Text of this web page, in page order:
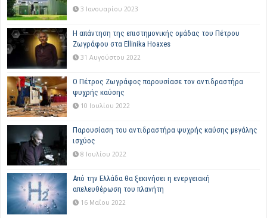
3 Ιανουαρίου 2023
Η απάντηση της επιστημονικής ομάδας του Πέτρου
Ζωγράφου στα Ellinika Hoaxes
31 Αυγούστου 2022
Ο Πέτρος Ζωγράφος παρουσίασε τον αντιδραστήρα
ψυχρής καύσης
10 Ιουλίου 2022
Παρουσίαση του αντιδραστήρα ψυχρής καύσης μεγάλης
ισχύος
8 Ιουλίου 2022
Από την Ελλάδα θα ξεκινήσει η ενεργειακή
απελευθέρωση του πλανήτη
16 Μαΐου 2022